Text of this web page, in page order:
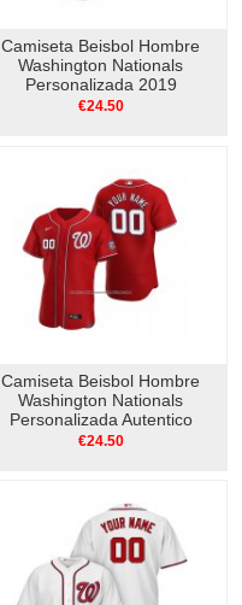
Camiseta Beisbol Hombre
Washington Nationals
Personalizada 2019
Postemporada Flex Base
€24.50
Camiseta Beisbol Hombre
Washington Nationals
Personalizada Autentico
Alterno 2020 Rojo
€24.50